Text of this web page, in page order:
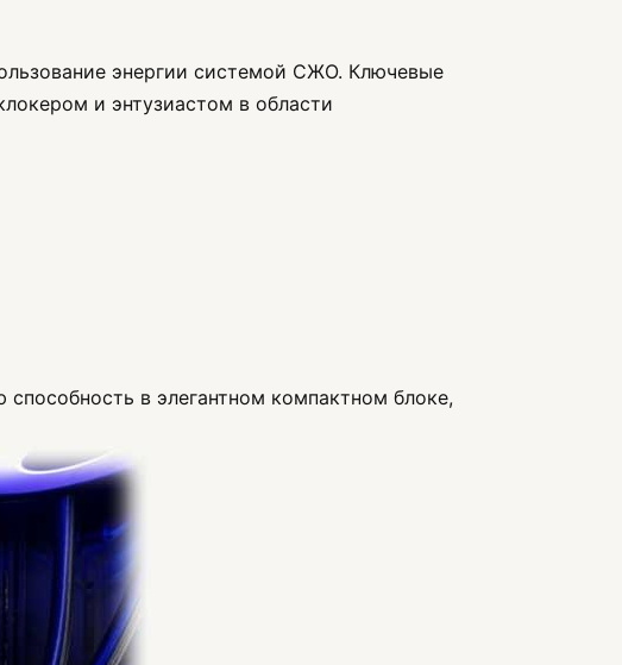
энергии системой СЖО. Ключевые
и энтузиастом в области
в элегантном компактном блоке,